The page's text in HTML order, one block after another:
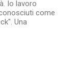
Io lavoro
come
Una